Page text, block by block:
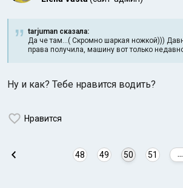
tarjuman сказалa:
Да че там...( Скромно шаркая ножкой)))
права получила, машину вот только
Ну и как? Тебе нравится водить?
Нравится
48 49 50 51 ...